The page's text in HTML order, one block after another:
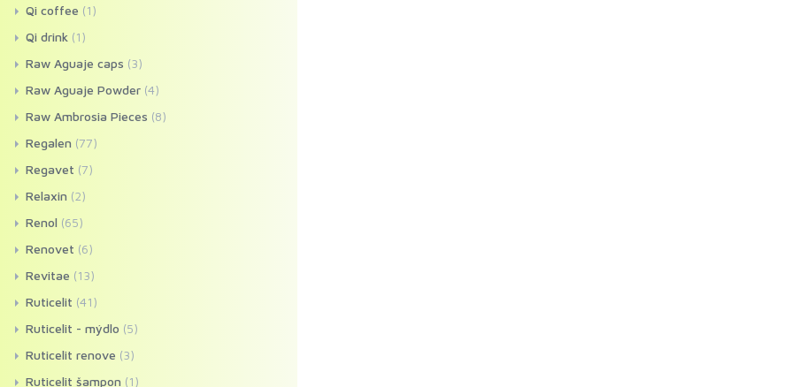
Qi coffee (1)
Qi drink (1)
Raw Aguaje caps (3)
Raw Aguaje Powder (4)
Raw Ambrosia Pieces (8)
Regalen (77)
Regavet (7)
Relaxin (2)
Renol (65)
Renovet (6)
Revitae (13)
Ruticelit (41)
Ruticelit - mýdlo (5)
Ruticelit renove (3)
Ruticelit šampon (1)